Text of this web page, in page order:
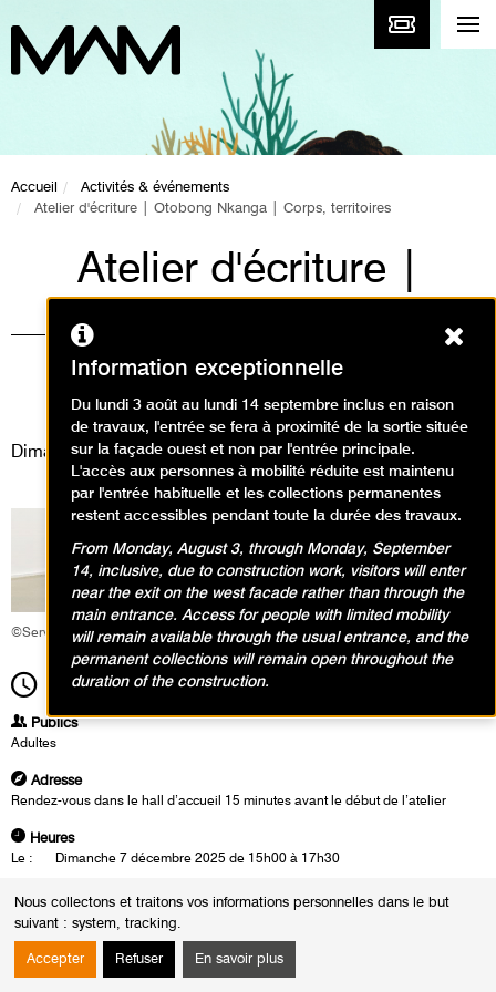
Nous collectons et traitons vos informations personnelles dans le but
suivant : system, tracking.
Accepter Refuser En savoir plus
Accueil
Activités & événements
Atelier d'écriture | Otobong Nkanga | Corps, territoires
Atelier d'écriture |
Otobong Nkanga |
Corps, territoires
Ateliers, Événement
Dimanche 7 décembre 2025
©Service éducatif et culturel
15h00Durée2h30
Publics
Adultes
Adresse
Rendez-vous dans le hall d’accueil 15 minutes avant le début de l’atelier
Heures
Le : Dimanche 7 décembre 2025 de 15h00 à 17h30
Observer, voir, ressentir les œuvres d’Otobong Nkanga jusqu’à se
souvenir ou imaginer et dire – avec une écriture poétique – l’écoute et le
soin que l’on peut apporter aux paysages excavés, aux mémoires
effacées, pour tenter de réparer les espaces et les humains.
Information exceptionnelle
Du lundi 3 août au lundi 14 septembre inclus en raison
de travaux, l'entrée se fera à proximité de la sortie située
sur la façade ouest et non par l'entrée principale.
L'accès aux personnes à mobilité réduite est maintenu
par l'entrée habituelle et les collections permanentes
restent accessibles pendant toute la durée des travaux.
From Monday, August 3, through Monday, September
14, inclusive, due to construction work, visitors will enter
near the exit on the west facade rather than through the
main entrance. Access for people with limited mobility
will remain available through the usual entrance, and the
permanent collections will remain open throughout the
duration of the construction.